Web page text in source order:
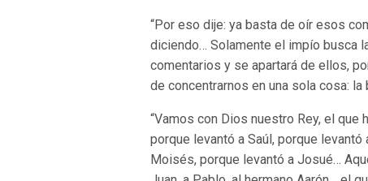
“Por eso dije: ya basta de oír esos
diciendo… Solamente el impío busca
comentarios y se apartará de ellos,
de concentrarnos en una sola cosa: la
“Vamos con Dios nuestro Rey, el
porque levantó a Saúl, porque
Moisés, porque levantó a Josué…